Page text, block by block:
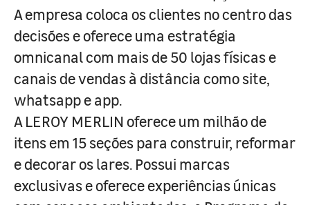
A empresa coloca os clientes no centro das
decisões e oferece uma estratégia
omnicanal com mais de 50 lojas físicas e
canais de vendas à distância como site,
whatsapp e app.
A LEROY MERLIN oferece um milhão de
itens em 15 seções para construir, reformar
e decorar os lares. Possui marcas
exclusivas e oferece experiências únicas